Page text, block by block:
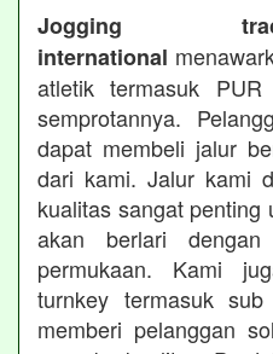
Jogging
international
atletik termasuk
semprotannya.
dapat membeli jalur
dari kami. Jalur kami
kualitas sangat
akan berlari
permukaan. Kami
turnkey termasuk
memberi pelanggan